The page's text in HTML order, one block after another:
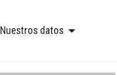
Nuestros datos